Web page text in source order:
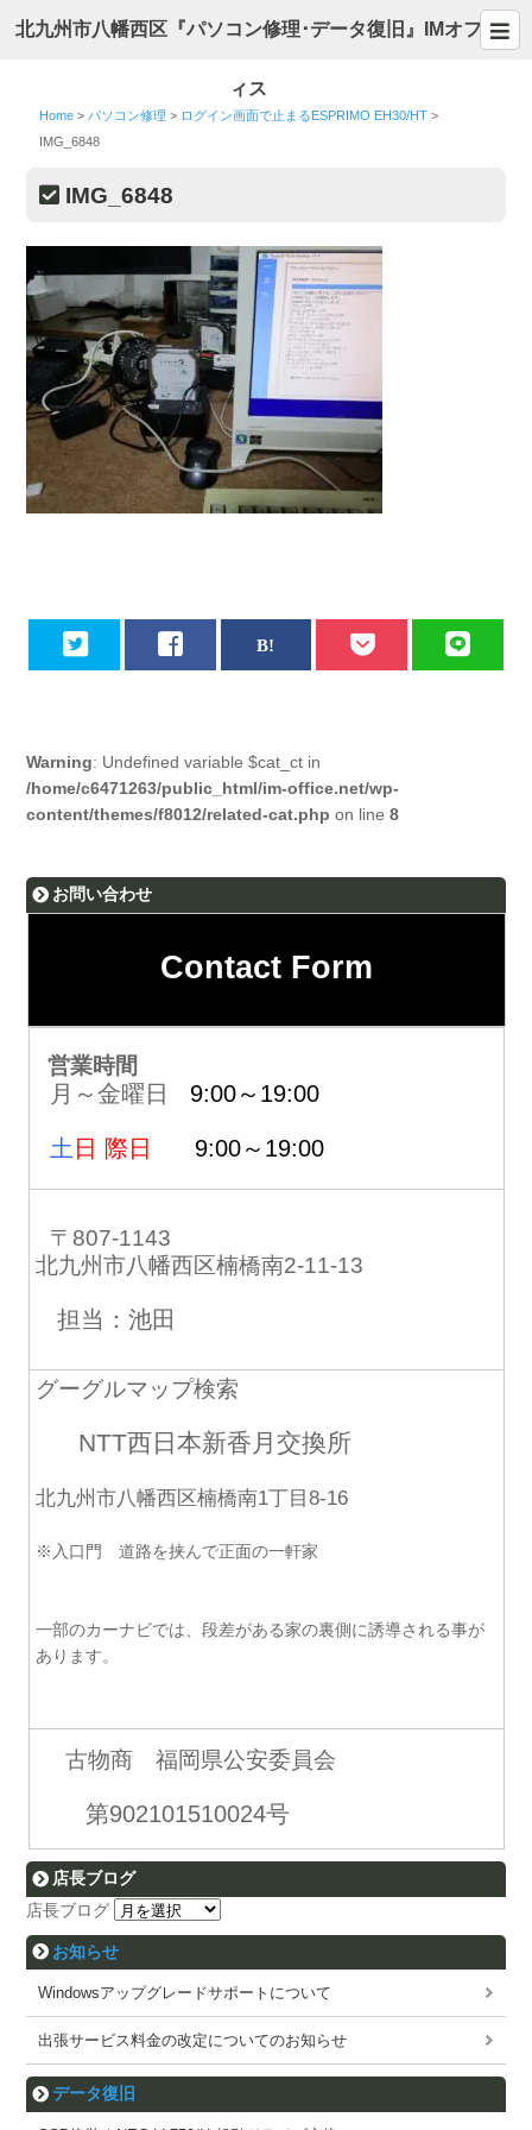
北九州市八幡西区『パソコン修理･データ復旧』IMオフ
ィス
Home > パソコン修理 > ログイン画面で止まるESPRIMO EH30/HT >
IMG_6848
IMG_6848
Warning: Undefined variable $cat_ct in
/home/c6471263/public_html/im-office.net/wp-
content/themes/f8012/related-cat.php on line8
お問い合わせ
Contact Form
営業時間
月～金曜日 9:00～19:00
土 日 際日 9:00～19:00
〒807-1143
北九州市八幡西区楠橋南2-11-13
担当：池田
グーグルマップ検索
NTT西日本新香月交換所
北九州市八幡西区楠橋南1丁目8-16
※入口門 道路を挟んで正面の一軒家
一部のカーナビでは、段差がある家の裏側に誘導される事が
あります。
古物商 福岡県公安委員会
第902101510024号
店長ブログ
店長ブログ
お知らせ
Windowsアップグレードサポートについて
出張サービス料金の改定についてのお知らせ
データ復旧